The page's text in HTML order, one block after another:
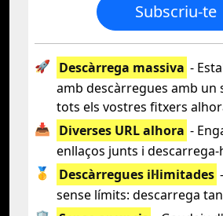
Subscriu-te
🚀 Descàrrega massiva -
amb descàrregues amb un
tots els vostres fitxers
📥 Diverses URL alhora -
enllaços junts i
🥇
Descàrregues il·limitades
sense límits: descarrega